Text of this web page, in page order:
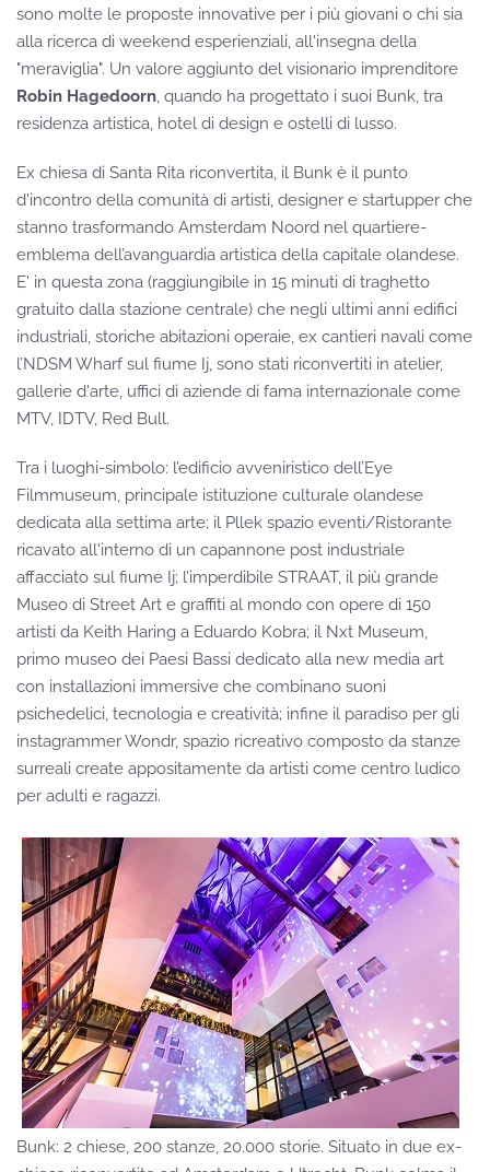
sono molte le proposte innovative per i più giovani o chi sia
alla ricerca di weekend esperienziali, all'insegna della
"meraviglia". Un valore aggiunto del visionario imprenditore
Robin Hagedoorn, quando ha progettato i suoi Bunk, tra
residenza artistica, hotel di design e ostelli di lusso.
Ex chiesa di Santa Rita riconvertita, il Bunk è il punto
d'incontro della comunità di artisti, designer e startupper che
stanno trasformando Amsterdam Noord nel quartiere-
emblema dell’avanguardia artistica della capitale olandese.
E' in questa zona (raggiungibile in 15 minuti di traghetto
gratuito dalla stazione centrale) che negli ultimi anni edifici
industriali, storiche abitazioni operaie, ex cantieri navali come
l’NDSM Wharf sul fiume Ij, sono stati riconvertiti in atelier,
gallerie d'arte, uffici di aziende di fama internazionale come
MTV, IDTV, Red Bull.
Tra i luoghi-simbolo: l’edificio avveniristico dell’Eye
Filmmuseum, principale istituzione culturale olandese
dedicata alla settima arte; il Pllek spazio eventi/Ristorante
ricavato all'interno di un capannone post industriale
affacciato sul fiume Ij; l’imperdibile STRAAT, il più grande
Museo di Street Art e graffiti al mondo con opere di 150
artisti da Keith Haring a Eduardo Kobra; il Nxt Museum,
primo museo dei Paesi Bassi dedicato alla new media art
con installazioni immersive che combinano suoni
psichedelici, tecnologia e creatività; infine il paradiso per gli
instagrammer Wondr, spazio ricreativo composto da stanze
surreali create appositamente da artisti come centro ludico
per adulti e ragazzi.
Bunk: 2 chiese, 200 stanze, 20.000 storie. Situato in due ex-